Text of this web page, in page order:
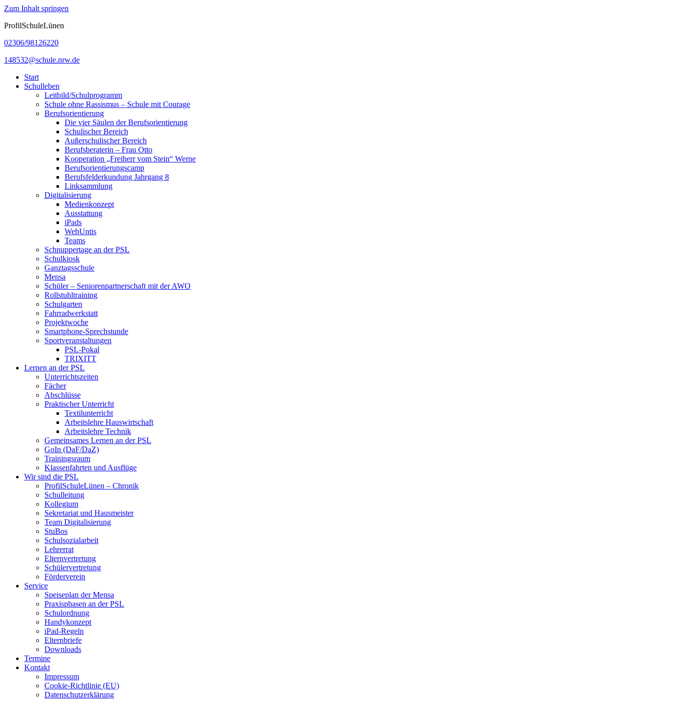
Zum Inhalt springen
ProfilSchuleLünen
02306/98126220
148532@schule.nrw.de
Start
Schulleben
Leitbild/Schulprogramm
Schule ohne Rassismus – Schule mit Courage
Berufsorientierung
Die vier Säulen der Berufsorientierung
Schulischer Bereich
Außerschulischer Bereich
Berufsberaterin – Frau Otto
Kooperation „Freiherr vom Stein“ Werne
Berufsorientierungscamp
Berufsfelderkundung Jahrgang 8
Linksammlung
Digitalisierung
Medienkonzept
Ausstattung
iPads
WebUntis
Teams
Schnuppertage an der PSL
Schulkiosk
Ganztagsschule
Mensa
Schüler – Seniorenpartnerschaft mit der AWO
Rollstuhltraining
Schulgarten
Fahrradwerkstatt
Projektwoche
Smartphone-Sprechstunde
Sportveranstaltungen
PSL-Pokal
TRIXITT
Lernen an der PSL
Unterrichtszeiten
Fächer
Abschlüsse
Praktischer Unterricht
Textilunterricht
Arbeitslehre Hauswirtschaft
Arbeitslehre Technik
Gemeinsames Lernen an der PSL​
GoIn (DaF/DaZ)
Trainingsraum
Klassenfahrten und Ausflüge
Wir sind die PSL
ProfilSchuleLünen – Chronik
Schulleitung
Kollegium
Sekretariat und Hausmeister
Team Digitalisierung
StuBos
Schulsozialarbeit
Lehrerrat
Elternvertretung
Schülervertretung
Förderverein
Service
Speiseplan der Mensa
Praxisphasen an der PSL
Schulordnung
Handykonzept
iPad-Regeln
Elternbriefe
Downloads
Termine
Kontakt
Impressum
Cookie-Richtlinie (EU)
Datenschutzerklärung